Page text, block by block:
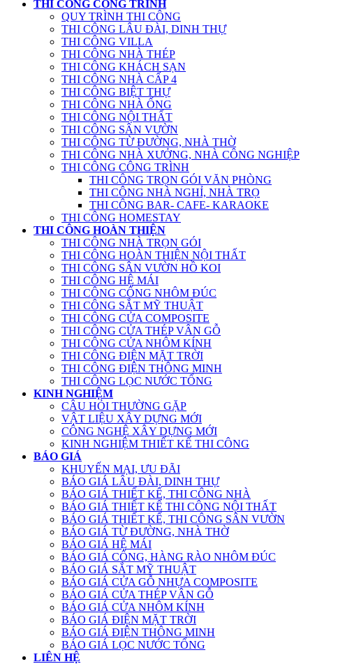
THI CÔNG CÔNG TRÌNH
QUY TRÌNH THI CÔNG
THI CÔNG LÂU ĐÀI, DINH THỰ
THI CÔNG VILLA
THI CÔNG NHÀ THÉP
THI CÔNG KHÁCH SẠN
THI CÔNG NHÀ CẤP 4
THI CÔNG BIỆT THỰ
THI CÔNG NHÀ ỐNG
THI CÔNG NỘI THẤT
THI CÔNG SÂN VƯỜN
THI CÔNG TỪ ĐƯỜNG, NHÀ THỜ
THI CÔNG NHÀ XƯỞNG, NHÀ CÔNG NGHIỆP
THI CÔNG CÔNG TRÌNH
THI CÔNG TRỌN GÓI VĂN PHÒNG
THI CÔNG NHÀ NGHỈ, NHÀ TRỌ
THI CÔNG BAR- CAFE- KARAOKE
THI CÔNG HOMESTAY
THI CÔNG HOÀN THIỆN
THI CÔNG NHÀ TRỌN GÓI
THI CÔNG HOÀN THIỆN NỘI THẤT
THI CÔNG SÂN VƯỜN HỒ KOI
THI CÔNG HỆ MÁI
THI CÔNG CỔNG NHÔM ĐÚC
THI CÔNG SẮT MỸ THUẬT
THI CÔNG CỬA COMPOSITE
THI CÔNG CỬA THÉP VÂN GỖ
THI CÔNG CỬA NHÔM KÍNH
THI CÔNG ĐIỆN MẶT TRỜI
THI CÔNG ĐIỆN THÔNG MINH
THI CÔNG LỌC NƯỚC TỔNG
KINH NGHIỆM
CÂU HỎI THƯỜNG GẶP
VẬT LIỆU XÂY DỰNG MỚI
CÔNG NGHỆ XÂY DỰNG MỚI
KINH NGHIỆM THIẾT KẾ THI CÔNG
BÁO GIÁ
KHUYẾN MẠI, ƯU ĐÃI
BÁO GIÁ LÂU ĐÀI, DINH THỰ
BÁO GIÁ THIẾT KẾ, THI CÔNG NHÀ
BÁO GIÁ THIẾT KẾ THI CÔNG NỘI THẤT
BÁO GIÁ THIẾT KẾ, THI CÔNG SÂN VƯỜN
BÁO GIÁ TỪ ĐƯỜNG, NHÀ THỜ
BÁO GIÁ HỆ MÁI
BÁO GIÁ CỔNG, HÀNG RÀO NHÔM ĐÚC
BÁO GIÁ SẮT MỸ THUẬT
BÁO GIÁ CỬA GỖ NHỰA COMPOSITE
BÁO GIÁ CỬA THÉP VÂN GỖ
BÁO GIÁ CỬA NHÔM KÍNH
BÁO GIÁ ĐIỆN MẶT TRỜI
BÁO GIÁ ĐIỆN THÔNG MINH
BÁO GIÁ LỌC NƯỚC TỔNG
LIÊN HỆ